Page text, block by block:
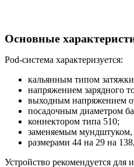
Основные
Pod-система характеризуется:
кальянным типом
напряжением зарядного
выходным напряжением
посадочным диаметром
коннектором типа 510;
заменяемым мундштуком,
размерами 44 на 29 на
Устройство рекомендуется для